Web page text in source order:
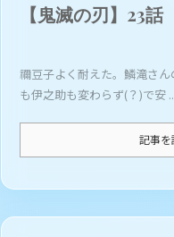
【鬼滅の刃】23話
禰豆子よく耐えた。鱗滝さ
も伊之助も変わらず(？)で安
記事を